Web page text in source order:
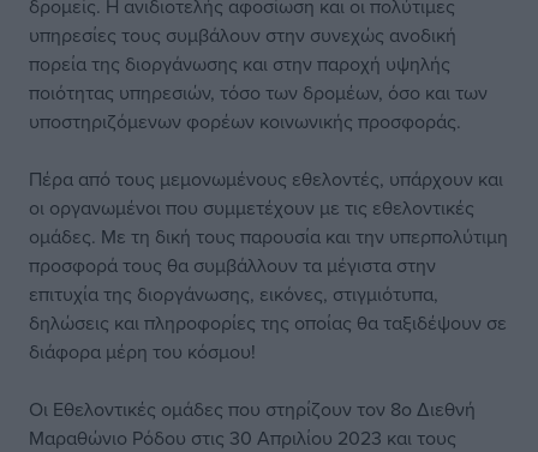
δρομείς. Η ανιδιοτελής αφοσίωση και οι πολύτιμες
υπηρεσίες τους συμβάλουν στην συνεχώς ανοδική
πορεία της διοργάνωσης και στην παροχή υψηλής
ποιότητας υπηρεσιών, τόσο των δρομέων, όσο και των
υποστηριζόμενων φορέων κοινωνικής προσφοράς.
Πέρα από τους μεμονωμένους εθελοντές, υπάρχουν και
οι οργανωμένοι που συμμετέχουν με τις εθελοντικές
ομάδες. Με τη δική τους παρουσία και την υπερπολύτιμη
προσφορά τους θα συμβάλλουν τα μέγιστα στην
επιτυχία της διοργάνωσης, εικόνες, στιγμιότυπα,
δηλώσεις και πληροφορίες της οποίας θα ταξιδέψουν σε
διάφορα μέρη του κόσμου!
Οι Εθελοντικές ομάδες που στηρίζουν τον 8ο Διεθνή
Μαραθώνιο Ρόδου στις 30 Απριλίου 2023 και τους